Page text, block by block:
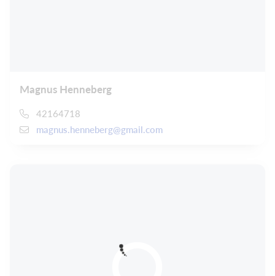
Magnus Henneberg
42164718
magnus.henneberg@gmail.com